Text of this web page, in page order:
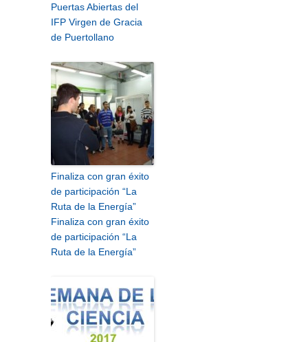
Puertas Abiertas del
IFP Virgen de Gracia
de Puertollano
Finaliza con gran éxito
de participación “La
Ruta de la Energía”
Finaliza con gran éxito
de participación “La
Ruta de la Energía”